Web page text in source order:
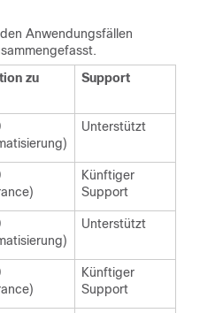
Anwendungsfällen
zu Support
Unterstützt
Künftiger
Support
Unterstützt
Künftiger
Support